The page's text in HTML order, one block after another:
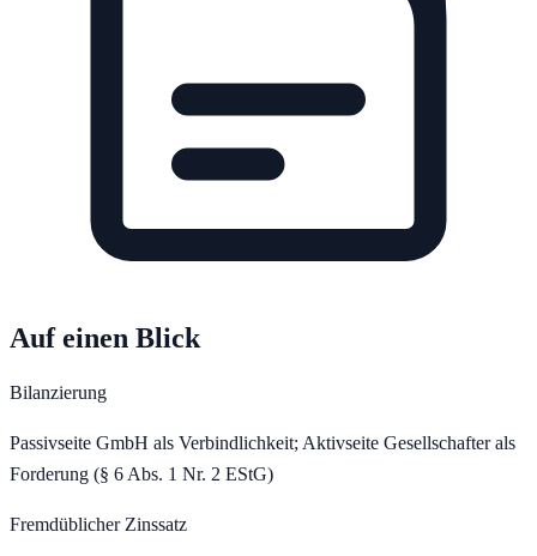
Auf einen Blick
Bilanzierung
Passivseite GmbH als Verbindlichkeit; Aktivseite Gesellschafter als
Forderung (§ 6 Abs. 1 Nr. 2 EStG)
Fremdüblicher Zinssatz